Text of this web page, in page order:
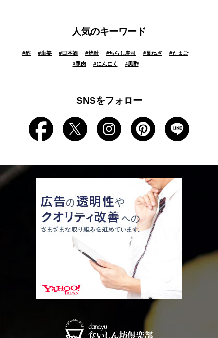
人気のキーワード
#酢 #生姜 #日本酒 #焼酎 #ちらし寿司 #長ねぎ #たまご
#豚肉 #にんにく #黒酢
SNSをフォロー